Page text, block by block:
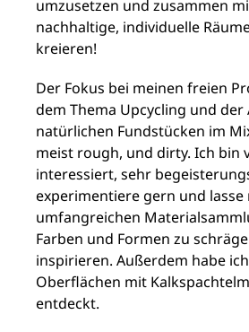
umzusetzen und zusammen
nachhaltige, individuelle
kreieren!
Der Fokus bei meinen freien
dem Thema Upcycling und
natürlichen Fundstücken im
meist rough, und dirty. Ich bin
interessiert, sehr
experimentiere gern und
umfangreichen
Farben und Formen zu
inspirieren. Außerdem habe
Oberflächen mit
entdeckt.